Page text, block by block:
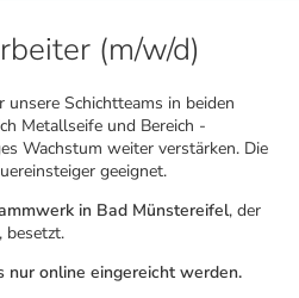
(m/w/d)
Schichtteams in beiden
Metallseife und Bereich
Wachstum weiter verstärken. Die
geeignet.
in Bad Münstereifel, der
besetzt.
nur online eingereicht werden.